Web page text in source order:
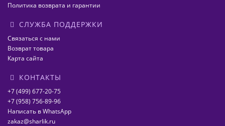
Политика возврата и гарантии
СЛУЖБА ПОДДЕРЖКИ
Связаться с нами
Возврат товара
Карта сайта
КОНТАКТЫ
+7 (499) 677-20-75
+7 (958) 756-89-96
Написать в WhatsApp
zakaz@sharlik.ru